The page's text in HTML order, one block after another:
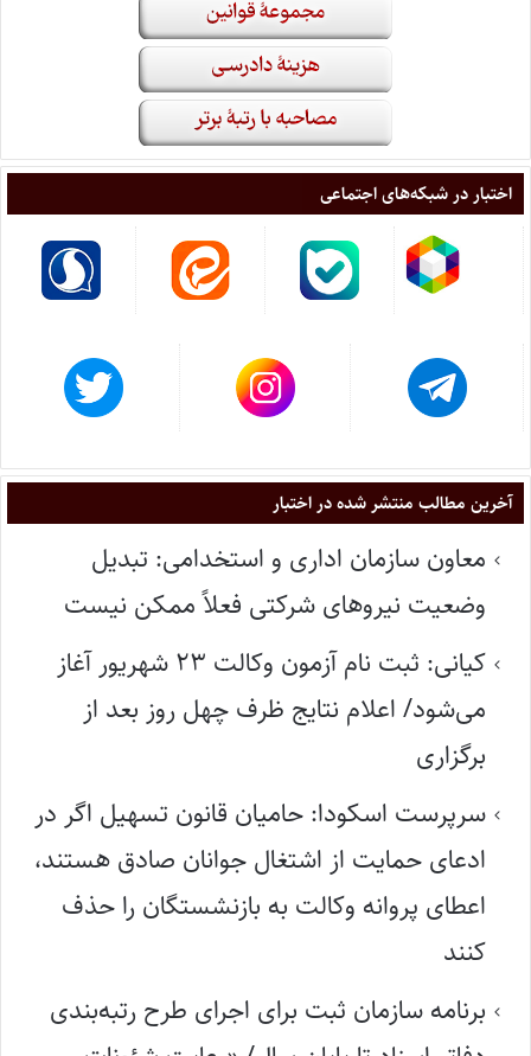
اختبار در شبکه‌های اجتماعی
آخرین مطالب منتشر شده در اختبار
معاون سازمان اداری و استخدامی: تبدیل
وضعیت نیروهای شرکتی فعلاً ممکن نیست
کیانی: ثبت نام آزمون وکالت ۲۳ شهریور آغاز
می‌شود/ اعلام نتایج ظرف چهل روز بعد از
برگزاری
سرپرست اسکودا: حامیان قانون تسهیل اگر در
ادعای حمایت از اشتغال جوانان صادق هستند،
اعطای پروانه وکالت به بازنشستگان را حذف
کنند
برنامه سازمان ثبت برای اجرای طرح رتبه‌بندی